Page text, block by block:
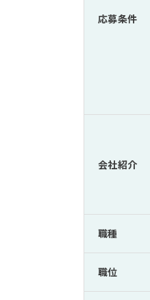
応募条件
会社紹介
職種
職位